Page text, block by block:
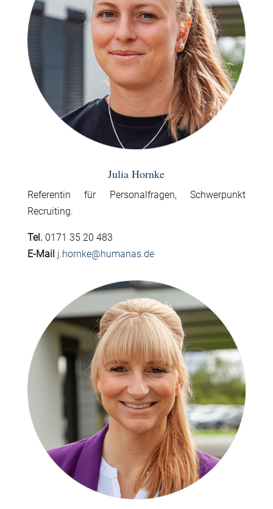
Julia Hornke
Referentin für Personalfragen, Schwerpunkt
Recruiting.
Tel. 0171 35 20 483
E-Mail j.hornke@humanas.de